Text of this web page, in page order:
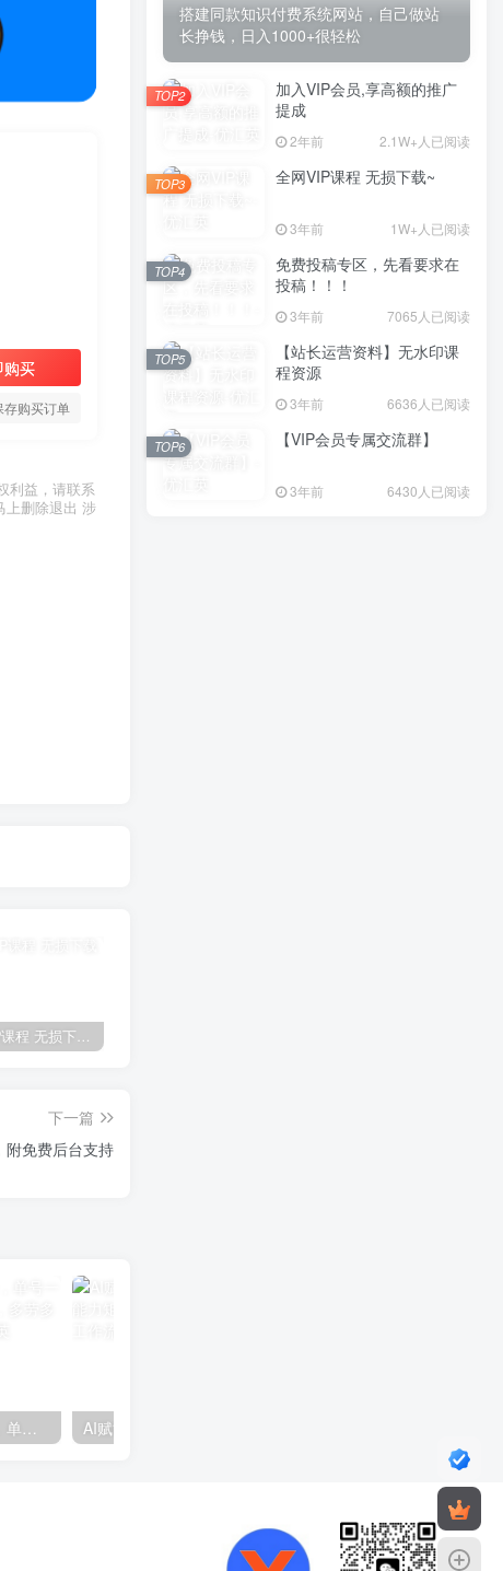
购买
存购买订单
利益，请联系
上删除退出 涉
全网VIP课程 无损下载~
下一篇
附免费后台支持
搭建同款知识付费系统网站，自己做站
长挣钱，日入1000+很轻松
加入VIP会员,享高额的推广
提成
2年前 2.1W+人已阅读
TOP2
全网VIP课程 无损下载~
3年前 1W+人已阅读
TOP3
免费投稿专区，先看要求在
投稿！！！
3年前 7065人已阅读
TOP4
【站长运营资料】无水印课
程资源
3年前 6636人已阅读
TOP5
【VIP会员专属交流群】
3年前 6430人已阅读
TOP6